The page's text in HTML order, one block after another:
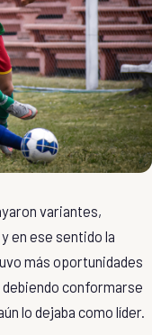
variantes,
en ese sentido la
más oportunidades
conformarse
lo dejaba como líder.